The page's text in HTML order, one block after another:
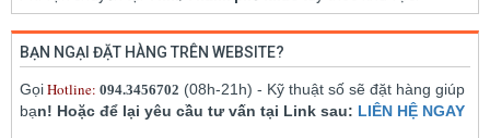
BẠN NGẠI ĐẶT HÀNG TRÊN WEBSITE?
GọiHotline: 094.3456702 (08h-21h) - Kỹ thuật số sẽ đặt hàng giúp
bạn! Hoặc để lại yêu cầu tư vấn tại Link sau: LIÊN HỆ NGAY